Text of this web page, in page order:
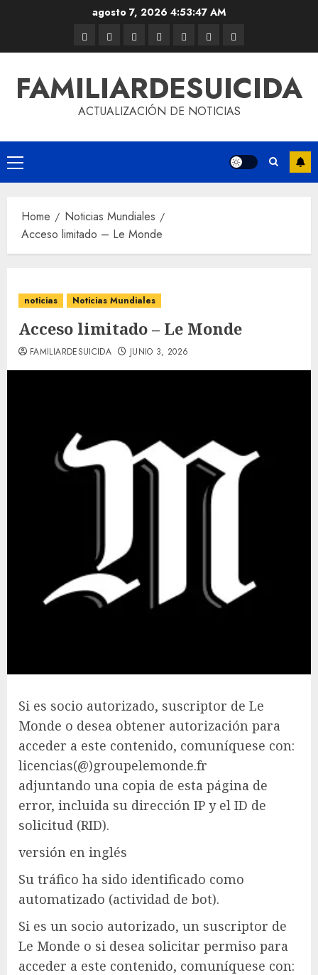
agosto 7, 2026 4:53:47 AM
FAMILIARDESUICIDA
ACTUALIZACIÓN DE NOTICIAS
Home
Noticias Mundiales
Acceso limitado – Le Monde
noticias Noticias Mundiales
Acceso limitado – Le Monde
FAMILIARDESUICIDA JUNIO 3, 2026
Si es socio autorizado, suscriptor de Le
Monde o desea obtener autorización para
acceder a este contenido, comuníquese con:
licencias(@)groupelemonde.fr
adjuntando una copia de esta página de
error, incluida su dirección IP y el ID de
solicitud (RID).
versión en inglés
Su tráfico ha sido identificado como
automatizado (actividad de bot).
Si es un socio autorizado, un suscriptor de
Le Monde o si desea solicitar permiso para
acceder a este contenido, comuníquese con: